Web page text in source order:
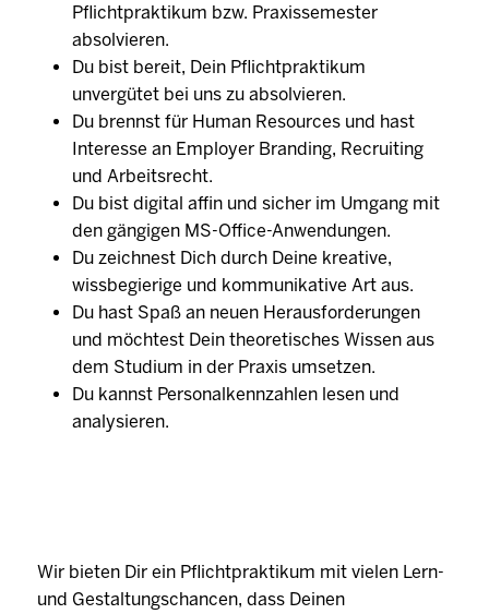
Pflichtpraktikum bzw. Praxissemester
absolvieren.
Du bist bereit, Dein Pflichtpraktikum
unvergütet bei uns zu absolvieren.
Du brennst für Human Resources und hast
Interesse an Employer Branding, Recruiting
und Arbeitsrecht.
Du bist digital affin und sicher im Umgang mit
den gängigen MS-Office-Anwendungen.
Du zeichnest Dich durch Deine kreative,
wissbegierige und kommunikative Art aus.
Du hast Spaß an neuen Herausforderungen
und möchtest Dein theoretisches Wissen aus
dem Studium in der Praxis umsetzen.
Du kannst Personalkennzahlen lesen und
analysieren.
Wir bieten Dir ein Pflichtpraktikum mit vielen Lern-
und Gestaltungschancen, dass Deinen